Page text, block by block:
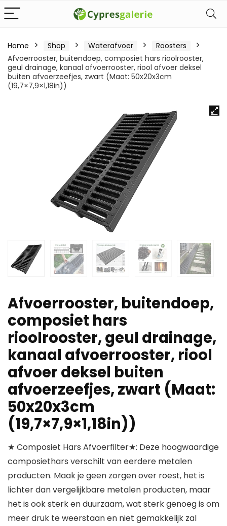
Home Shop Waterafvoer
Roosters
Afvoerrooster, buitendoep, composiet hars rioolrooster,
geul drainage, kanaal afvoerrooster, riool afvoer deksel
buiten afvoerzeefjes, zwart (Maat: 50x20x3cm
(19,7×7,9×1,18in))
Afvoerrooster, buitendoep,
composiet hars
rioolrooster, geul drainage,
kanaal afvoerrooster, riool
afvoer deksel buiten
afvoerzeefjes, zwart (Maat:
50x20x3cm
(19,7×7,9×1,18in))
★ Composiet Hars Afvoerfilter★: Deze hoogwaardige
composiethars verschilt van eerdere metalen
producten. Maak je geen zorgen over roest, het is
lichter dan vergelijkbare metalen producten, maar
het is ook sterk en duurzaam, wat sterk genoeg is om
meer druk te weerstaan en niet gemakkelijk zal